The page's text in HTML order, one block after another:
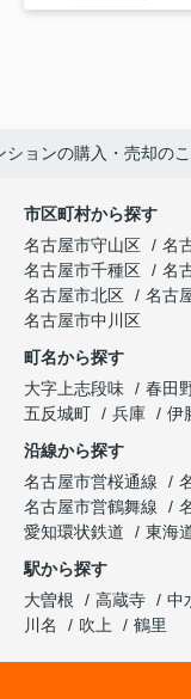
ョンの購入・売却の
市区町村から探す
名古屋市守山区
名
名古屋市千種区
名
名古屋市北区
名古
名古屋市中川区
町名から探す
大字上志段味
春田
五反城町
兵庫 伊
沿線から探す
名古屋市営桜通線
名古屋市営鶴舞線
愛知環状鉄道
東海
駅から探す
大曽根
高蔵寺 中
川名
吹上 鶴里